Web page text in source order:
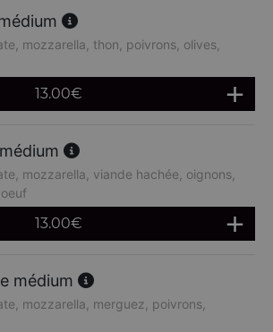
mozzarella, thon, poivrons, olives,
13.00€
mozzarella, viande hachée, oignons,
13.00€
médium
mozzarella, merguez, poivrons,